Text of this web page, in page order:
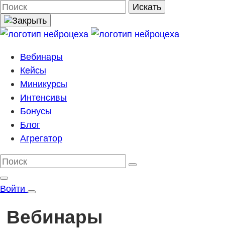
Поиск Искать
Вебинары
Кейсы
Миникурсы
Интенсивы
Бонусы
Блог
Агрегатор
Войти
Вебинары